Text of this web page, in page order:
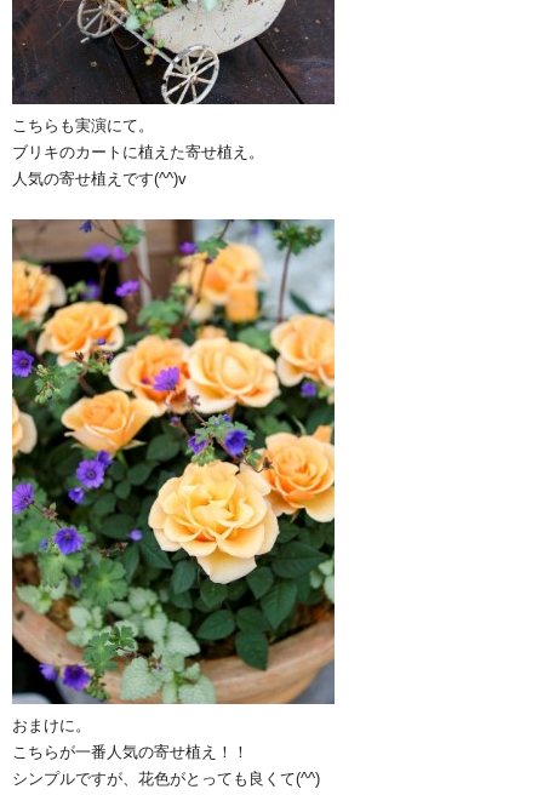
こちらも実演にて。
ブリキのカートに植えた寄せ植え。
人気の寄せ植えです(^^)v
おまけに。
こちらが一番人気の寄せ植え！！
シンプルですが、花色がとっても良くて(^^)